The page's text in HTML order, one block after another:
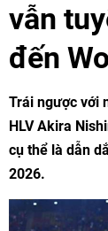
vẫn
đến
Trái ngược với
HLV Akira
cụ thể là dẫn
2026.